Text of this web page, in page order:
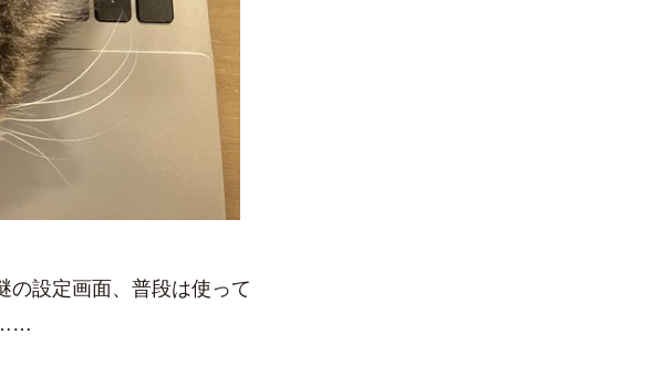
の設定画面、普段は使って
……